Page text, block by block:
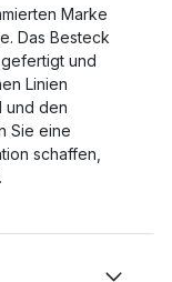
Marke
Das Besteck
und
Linien
und den
Sie eine
schaffen,